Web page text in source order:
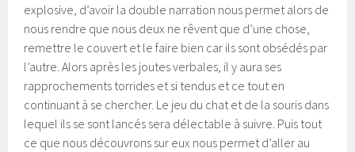
explosive, d’avoir la double narration nous permet alors de
nous rendre que nous deux ne rêvent que d’une chose,
remettre le couvert et le faire bien car ils sont obsédés par
l’autre. Alors après les joutes verbales, il y aura ses
rapprochements torrides et si tendus et ce tout en
continuant à se chercher. Le jeu du chat et de la souris dans
lequel ils se sont lancés sera délectable à suivre. Puis tout
ce que nous découvrons sur eux nous permet d’aller au